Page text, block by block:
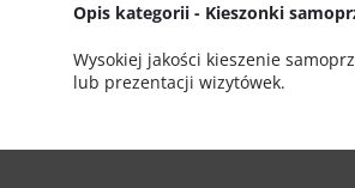
Opis kategorii - Kieszonki
Wysokiej jakości kieszenie
lub prezentacji wizytówek.